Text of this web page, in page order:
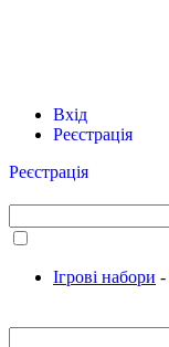
Вхід
Реєстрація
Реєстрація
Ігрові набори -